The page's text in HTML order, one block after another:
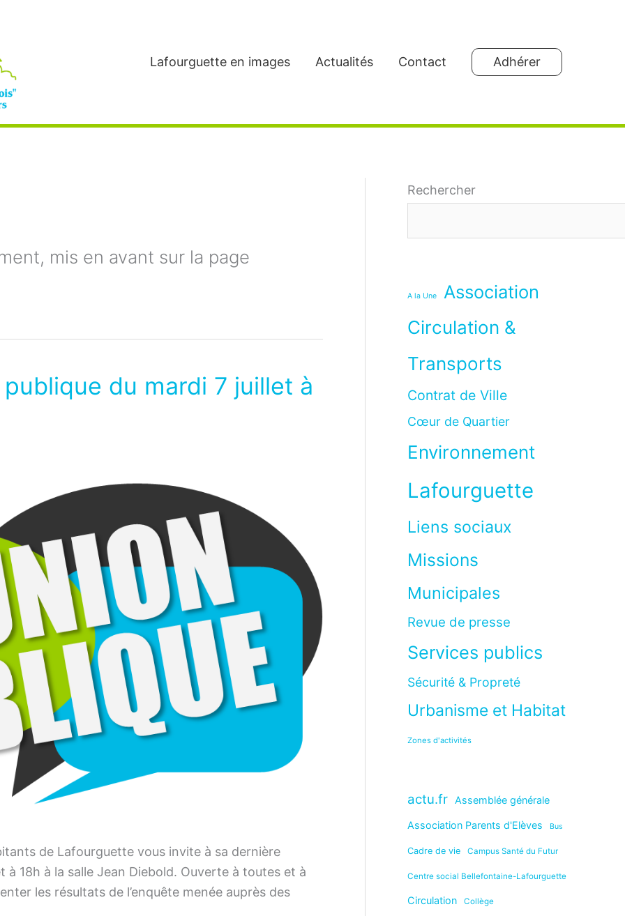
Lafourguette en images
Actualités Contact Adhérer
mis en avant sur la page
du mardi 7 juillet à
de Lafourguette vous invite à sa dernière
à 18h à la salle Jean Diebold. Ouverte à toutes et à
les résultats de l’enquête menée auprès des
Rechercher
A la Une
Association
Circulation &
Transports
Contrat de Ville
Cœur de Quartier
Environnement
Lafourguette
Liens sociaux
Missions
Municipales
Revue de presse
Services publics
Sécurité & Propreté
Urbanisme et Habitat
Zones d'activités
actu.fr Assemblée générale
Association Parents d'Elèves Bus
Cadre de vie Campus Santé du Futur
Centre social Bellefontaine-Lafourguette
Circulation Collège